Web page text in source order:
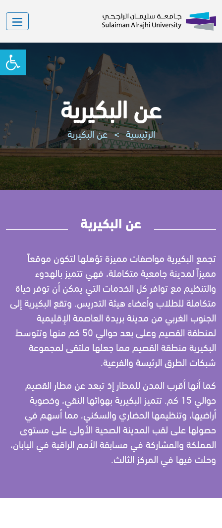
عن البكيرية
الرئيسية > عن البكيرية
عن البكيرية
تجمع البكيرية مواصفات مميزة تؤهلها لتكون موقعاً
مميزاً لمدينة جامعية متكاملة، فهي تتميز بالهدوء
والتنظيم مع توافر كل الخدمات التي يمكن أن توفر حياة
متكاملة للطلاب وأعضاء هيئة التدريس. وتقع البكيرية إلى
الجنوب الغربي من مدينة بريدة العاصمة الإقليمية
لمنطقة القصيم وعلى بعد حوالي 50 كم منها وتتوسط
البكيرية منطقة القصيم مما جعلها ملتقى لمجموعة
شبكات الطرق الرئيسة والفرعية.
كما أنها أقرب المدن للمطار إذ تبعد عن مطار القصيم
حوالي 15 كم. تتميز البكيرية بهوائها النقي، وخصوبة
أراضيها، وتنظيمها الحضاري والسكني، مما أسهم في
حصولها على لقب المدينة الصحية الأولى على مستوى
المملكة والمشاركة في مسابقة الأمم الراقية في اليابان،
وحلت فيها في المركز الثالث.